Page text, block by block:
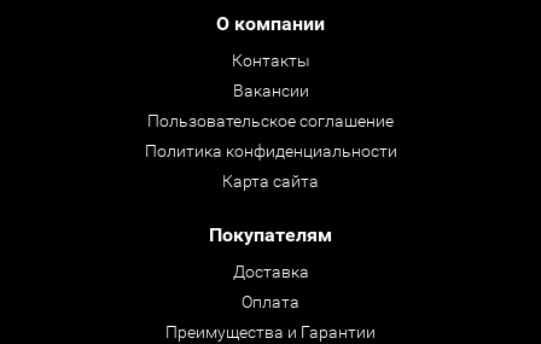
О компании
Контакты
Вакансии
Пользовательское соглашение
Политика конфиденциальности
Карта сайта
Покупателям
Доставка
Оплата
Преимущества и Гарантии